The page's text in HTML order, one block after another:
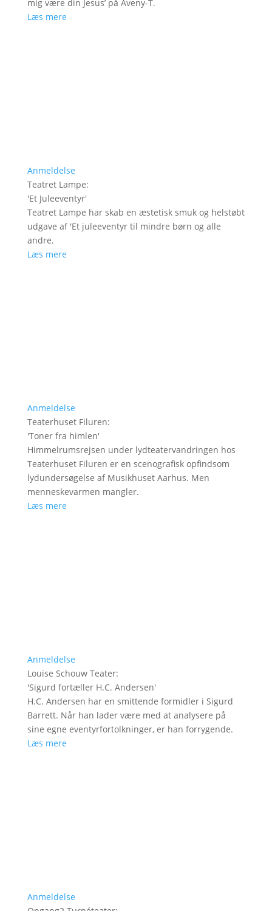
mig være din Jesus’ på Aveny-T.
Læs mere
Anmeldelse
Teatret Lampe:
'Et Juleeventyr'
Teatret Lampe har skab en æstetisk smuk og helstøbt
udgave af 'Et juleeventyr til mindre børn og alle
andre.
Læs mere
Anmeldelse
Teaterhuset Filuren:
'Toner fra himlen'
Himmelrumsrejsen under lydteatervandringen hos
Teaterhuset Filuren er en scenografisk opfindsom
lydundersøgelse af Musikhuset Aarhus. Men
menneskevarmen mangler.
Læs mere
Anmeldelse
Louise Schouw Teater:
'Sigurd fortæller H.C. Andersen'
H.C. Andersen har en smittende formidler i Sigurd
Barrett. Når han lader være med at analysere på
sine egne eventyrfortolkninger, er han forrygende.
Læs mere
Anmeldelse